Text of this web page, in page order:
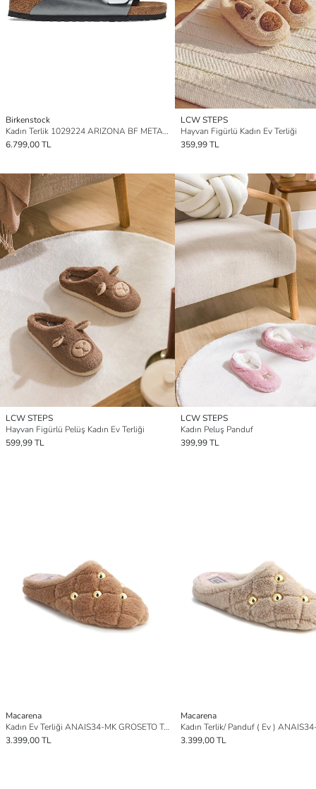
Birkenstock
Kadın Terlik 1029224 ARIZONA BF METALLIC Black
6.799,00 TL
LCW STEPS
Hayvan Figürlü Kadın Ev Terliği
359,99 TL
LCW STEPS
Hayvan Figürlü Pelüş Kadın Ev Terliği
599,99 TL
LCW STEPS
Kadın Peluş Panduf
399,99 TL
Macarena
Kadın Ev Terliği ANAIS34-MK GROSETO Tostado
3.399,00 TL
Macarena
3.399,00 TL